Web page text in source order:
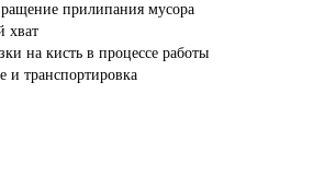
прилипания мусора
хват
на кисть в процессе работы
и транспортировка